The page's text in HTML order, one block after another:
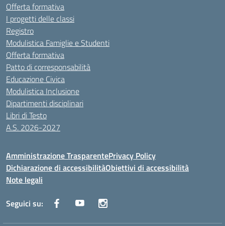
Offerta formativa
I progetti delle classi
Registro
Modulistica Famiglie e Studenti
Offerta formativa
Patto di corresponsabilità
Educazione Civica
Modulistica Inclusione
Dipartimenti disciplinari
Libri di Testo
A.S. 2026-2027
Amministrazione TrasparentePrivacy Policy
Dichiarazione di accessibilitàObiettivi di accessibilità
Note legali
Seguici su: